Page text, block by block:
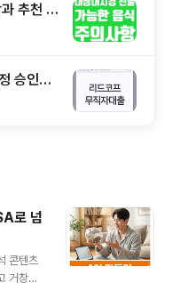
추천 음
승인률
로 넘
콘텐츠
거창하